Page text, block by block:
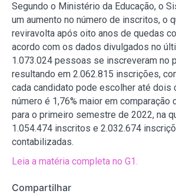
Segundo o Ministério da Educação, o
um aumento no número de inscritos, o
reviravolta após oito anos de quedas
acordo com os dados divulgados no
1.073.024 pessoas se inscreveram no
resultando em 2.062.815 inscrições,
cada candidato pode escolher até dois
número é 1,76% maior em comparação
para o primeiro semestre de 2022, na
1.054.474 inscritos e 2.032.674
contabilizadas.
Leia a matéria completa no G1.
Compartilhar